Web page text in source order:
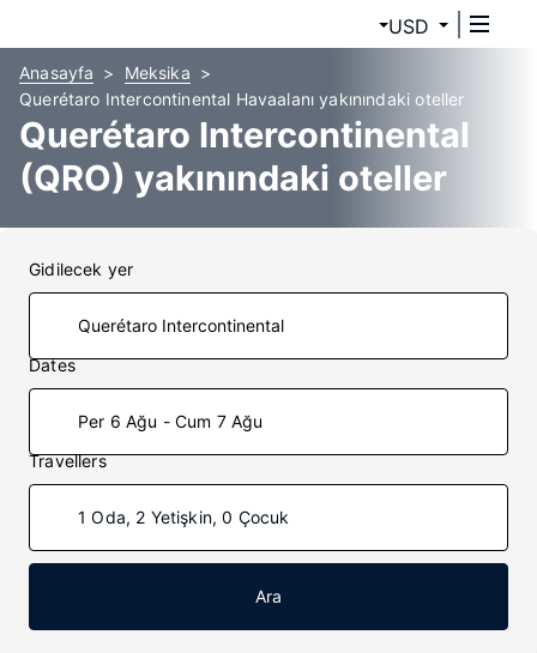
USD
Anasayfa
Meksika
Querétaro Intercontinental Havaalanı yakınındaki oteller
Querétaro Intercontinental
(QRO) yakınındaki oteller
Gidilecek yer
Dates
Per 6 Ağu - Cum 7 Ağu
Travellers
1 Oda, 2 Yetişkin, 0 Çocuk
Ara